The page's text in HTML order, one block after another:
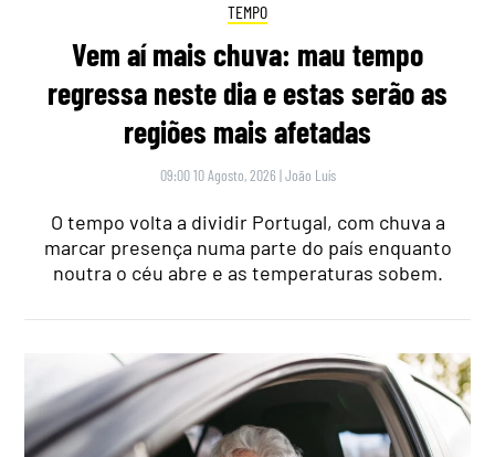
TEMPO
Vem aí mais chuva: mau tempo
regressa neste dia e estas serão as
regiões mais afetadas
09:00 10 Agosto, 2026 |João Luís
O tempo volta a dividir Portugal, com chuva a
marcar presença numa parte do país enquanto
noutra o céu abre e as temperaturas sobem.